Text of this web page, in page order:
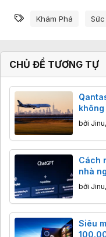
Từ khóa
Khám Phá
CHỦ ĐỀ TƯƠNG TỰ
hàng
bởi Jinu,
Cách
nhà
bởi Jinu,
Siêu